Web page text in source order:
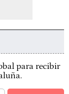
para recibir